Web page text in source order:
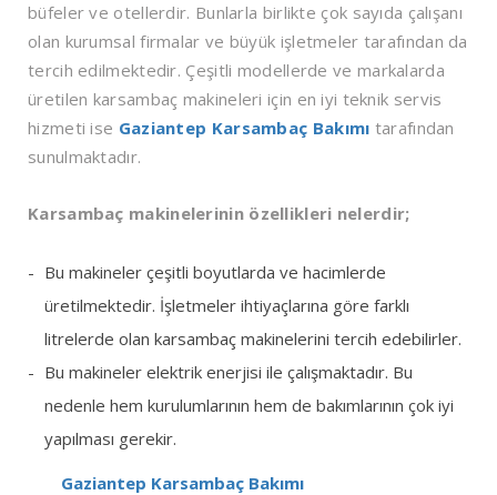
büfeler ve otellerdir. Bunlarla birlikte çok sayıda çalışanı
olan kurumsal firmalar ve büyük işletmeler tarafından da
tercih edilmektedir. Çeşitli modellerde ve markalarda
üretilen karsambaç makineleri için en iyi teknik servis
hizmeti ise Gaziantep Karsambaç Bakımı tarafından
sunulmaktadır.
Karsambaç makinelerinin özellikleri nelerdir;
Bu makineler çeşitli boyutlarda ve hacimlerde
üretilmektedir. İşletmeler ihtiyaçlarına göre farklı
litrelerde olan karsambaç makinelerini tercih edebilirler.
Bu makineler elektrik enerjisi ile çalışmaktadır. Bu
nedenle hem kurulumlarının hem de bakımlarının çok iyi
yapılması gerekir.
Gaziantep Karsambaç Bakımı